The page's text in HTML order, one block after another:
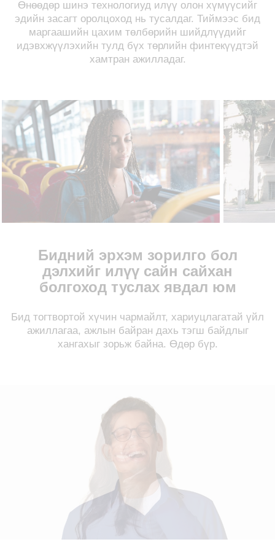
Өнөөдөр шинэ технологиуд илүү олон хүмүүсийг
эдийн засагт оролцоход нь тусалдаг. Тиймээс бид
маргаашийн цахим төлбөрийн шийдлүүдийг
идэвхжүүлэхийн тулд бүх төрлийн финтекүүдтэй
хамтран ажилладаг.
Бидний эрхэм зорилго бол
дэлхийг илүү сайн сайхан
болгоход туслах явдал юм
Бид тогтвортой хүчин чармайлт, хариуцлагатай үйл
ажиллагаа, ажлын байран дахь тэгш байдлыг
хангахыг зорьж байна. Өдөр бүр.